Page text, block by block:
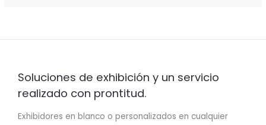
Soluciones de exhibición y un servicio
realizado con prontitud.
Exhibidores en blanco o personalizados en cualquier